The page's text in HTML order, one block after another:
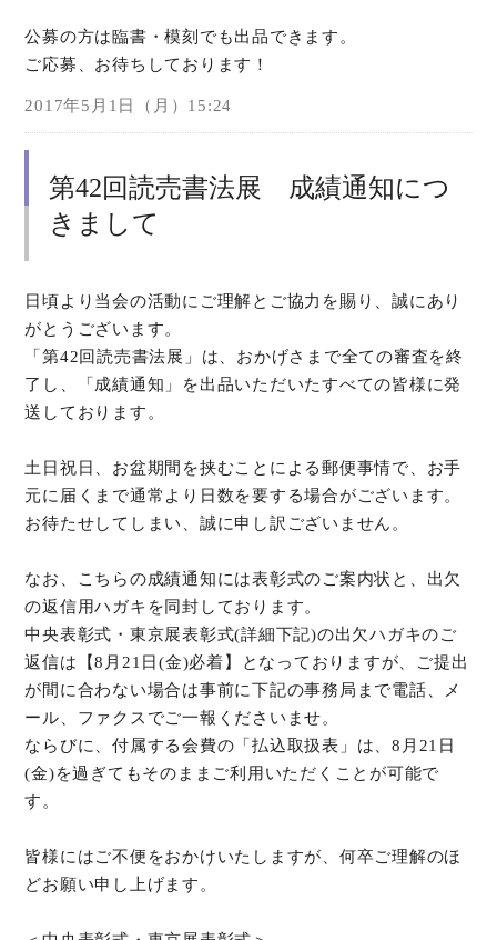
公募の方は臨書・模刻でも出品できます。
ご応募、お待ちしております！
2017年5月1日（月）15:24
第42回読売書法展 成績通知につ
きまして
日頃より当会の活動にご理解とご協力を賜り、誠にあり
がとうございます。
「第42回読売書法展」は、おかげさまで全ての審査を終
了し、「成績通知」を出品いただいたすべての皆様に発
送しております。
土日祝日、お盆期間を挟むことによる郵便事情で、お手
元に届くまで通常より日数を要する場合がございます。
お待たせしてしまい、誠に申し訳ございません。
なお、こちらの成績通知には表彰式のご案内状と、出欠
の返信用ハガキを同封しております。
中央表彰式・東京展表彰式(詳細下記)の出欠ハガキのご
返信は【8月21日(金)必着】となっておりますが、ご提出
が間に合わない場合は事前に下記の事務局まで電話、メ
ール、ファクスでご一報くださいませ。
ならびに、付属する会費の「払込取扱表」は、8月21日
(金)を過ぎてもそのままご利用いただくことが可能で
す。
皆様にはご不便をおかけいたしますが、何卒ご理解のほ
どお願い申し上げます。